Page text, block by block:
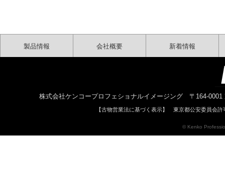
製品情報 会社概要 新着情報
株式会社ケンコープロフェショナルイメージング 〒164-
【古物営業法に基づく表示】 東京都公安委員会
© Kenko